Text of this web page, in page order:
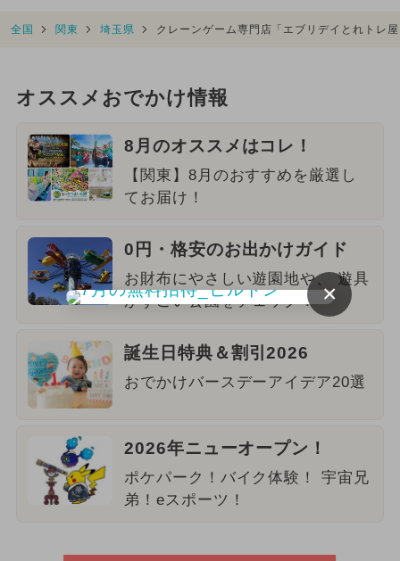
全国 関東 埼玉県 クレーンゲーム専門店「エブリデイとれトレ
オススメおでかけ情報
8月のオススメはコレ！
【関東】8月のおすすめを厳選し
てお届け！
0円・格安のお出かけガイド
お財布にやさしい遊園地や、 遊具
がすごい公園をチェック！
誕生日特典＆割引2026
おでかけバースデーアイデア20選
2026年ニューオープン！
ポケパーク！バイク体験！ 宇宙兄
弟！eスポーツ！
×